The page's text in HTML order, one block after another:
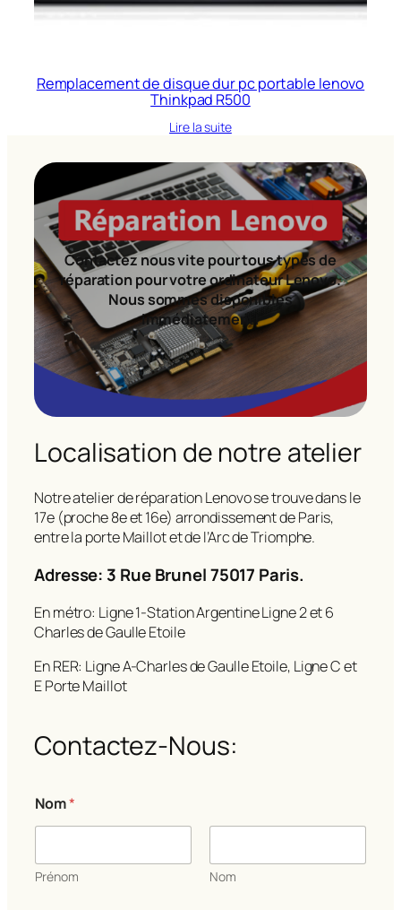
Remplacement de disque dur pc portable lenovo
Thinkpad R500
Lire la suite
Contactez nous vite pour tous types de
réparation pour votre ordinateur Lenovo.
Nous sommes disponibles
immédiatement!
Localisation de notre atelier
Notre atelier de réparation Lenovo se trouve dans le
17e (proche 8e et 16e) arrondissement de Paris,
entre la porte Maillot et de l’Arc de Triomphe.
Adresse: 3 Rue Brunel 75017 Paris.
En métro: Ligne 1-Station Argentine Ligne 2 et 6
Charles de Gaulle Etoile
En RER: Ligne A-Charles de Gaulle Etoile, Ligne C et
E Porte Maillot
Contactez-Nous:
Nom*
Prénom Nom